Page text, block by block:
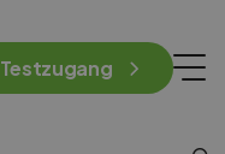
Testzugang